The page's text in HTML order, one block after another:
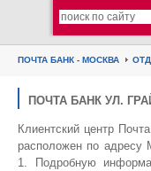
ПОЧТА БАНК - МОСКВА
ПОЧТА БАНК УЛ.
Клиентский центр
расположен по адресу
1. Подробную